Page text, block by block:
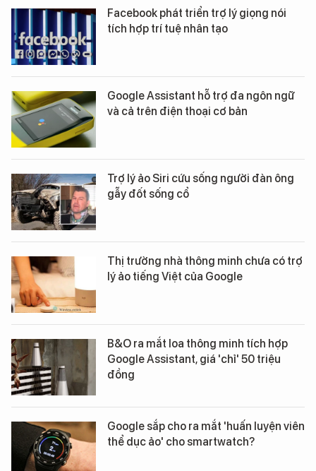
Facebook phát triển trợ lý giọng nói
tích hợp trí tuệ nhân tạo
Google Assistant hỗ trợ đa ngôn ngữ
và cả trên điện thoại cơ bản
Trợ lý ảo Siri cứu sống người đàn ông
gẫy đốt sống cổ
Thị trường nhà thông minh chưa có trợ
lý ảo tiếng Việt của Google
B&O ra mắt loa thông minh tích hợp
Google Assistant, giá 'chỉ' 50 triệu
đồng
Google sắp cho ra mắt 'huấn luyện viên
thể dục ảo' cho smartwatch?